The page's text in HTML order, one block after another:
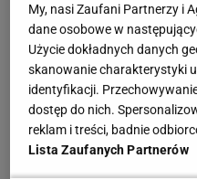
Przy stanie 5:5 w
serwował i przegrał
Zdenerwowany chciał
w kieszeni spodni.
przypadek trafił stojącą
to faktu, że takiej
dyskwalifikacją. Siła
My, nasi Zaufani Partnerzy i
dane osobowe w
Użycie dokładnych danych
skanowanie charakterystyki
identyfikacji.
dostęp do nich.
reklam i treści, badnie
Lista Zaufanych Partnerów